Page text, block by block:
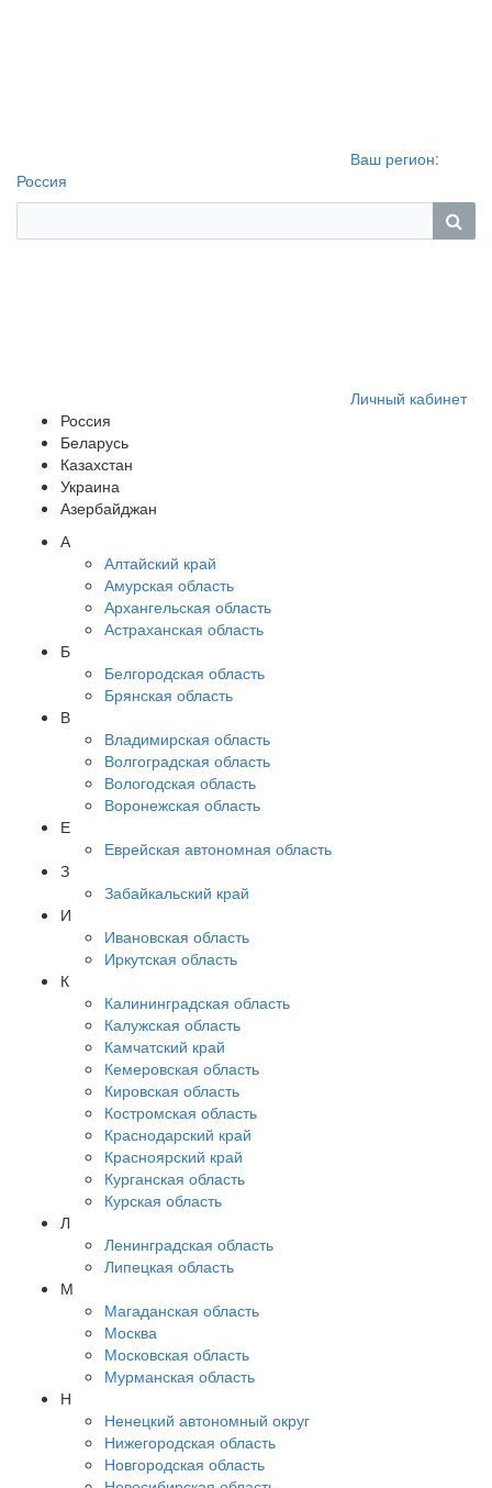
Ваш регион:
Россия
Личный кабинет
Россия
Беларусь
Казахстан
Украина
Азербайджан
А
Алтайский край
Амурская область
Архангельская область
Астраханская область
Б
Белгородская область
Брянская область
В
Владимирская область
Волгоградская область
Вологодская область
Воронежская область
Е
Еврейская автономная область
З
Забайкальский край
И
Ивановская область
Иркутская область
К
Калининградская область
Калужская область
Камчатский край
Кемеровская область
Кировская область
Костромская область
Краснодарский край
Красноярский край
Курганская область
Курская область
Л
Ленинградская область
Липецкая область
М
Магаданская область
Москва
Московская область
Мурманская область
Н
Ненецкий автономный округ
Нижегородская область
Новгородская область